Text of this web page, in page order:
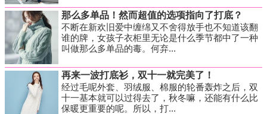
那么多单品！然而超值的选项指向了打底？
不断在新欢旧爱中缠绵又不舍得放手也不知道该翻
谁的牌，女孩子衣柜里无论是什么季节都中了一种
叫做那么多单品的毒。何弃...
再来一波打底衫，双十一就完美了！
经过毛呢外套、羽绒服、棉服的轮番轰炸之后，双
十一基本就可以过得去了，秋冬嘛，还能有什么比
保暖更重要的呢。所以，打...